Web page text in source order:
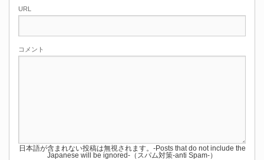
URL
コメント
日本語が含まれない投稿は無視されます。-Posts that do not include the
Japanese will be ignored-（スパム対策-anti Spam-）